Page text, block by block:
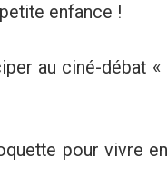
enfance !
au ciné-débat «
pour vivre